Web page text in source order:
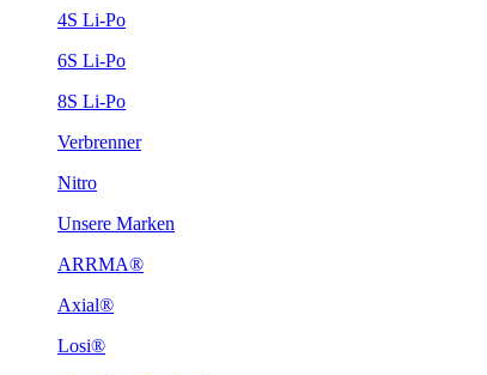
4S Li-Po
6S Li-Po
8S Li-Po
Verbrenner
Nitro
Unsere Marken
ARRMA®
Axial®
Losi®